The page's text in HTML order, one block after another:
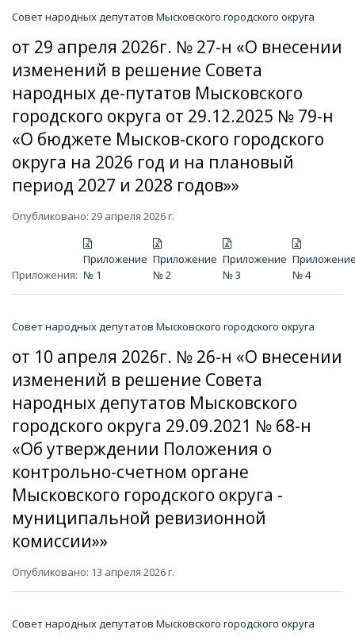
Совет народных депутатов Мысковского городского округа
от 29 апреля 2026г. № 27-н «О внесении
изменений в решение Совета
народных де-путатов Мысковского
городского округа от 29.12.2025 № 79-н
«О бюджете Мысков-ского городского
округа на 2026 год и на плановый
период 2027 и 2028 годов»»
Опубликовано: 29 апреля 2026 г.
Приложения:
Приложение
№ 1
Приложение
№ 2
Приложение
№ 3
№ 4
Совет народных депутатов Мысковского городского округа
от 10 апреля 2026г. № 26-н «О внесении
изменений в решение Совета
народных депутатов Мысковского
городского округа 29.09.2021 № 68-н
«Об утверждении Положения о
контрольно-счетном органе
Мысковского городского округа -
муниципальной ревизионной
комиссии»»
Опубликовано: 13 апреля 2026 г.
Совет народных депутатов Мысковского городского округа